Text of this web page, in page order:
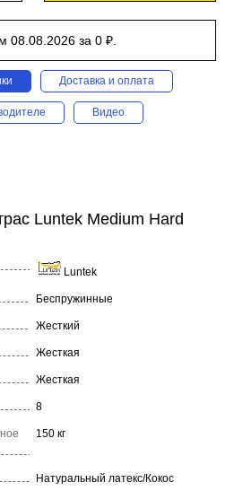
08.08.2026 за 0 ₽.
Доставка и оплата
Видео
Luntek Medium Hard
Luntek
Беспружинные
Жесткий
Жесткая
Жесткая
8
150 кг
Натуральный латекс/Кокос